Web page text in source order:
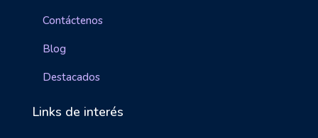
Contáctenos
Blog
Destacados
Links de interés